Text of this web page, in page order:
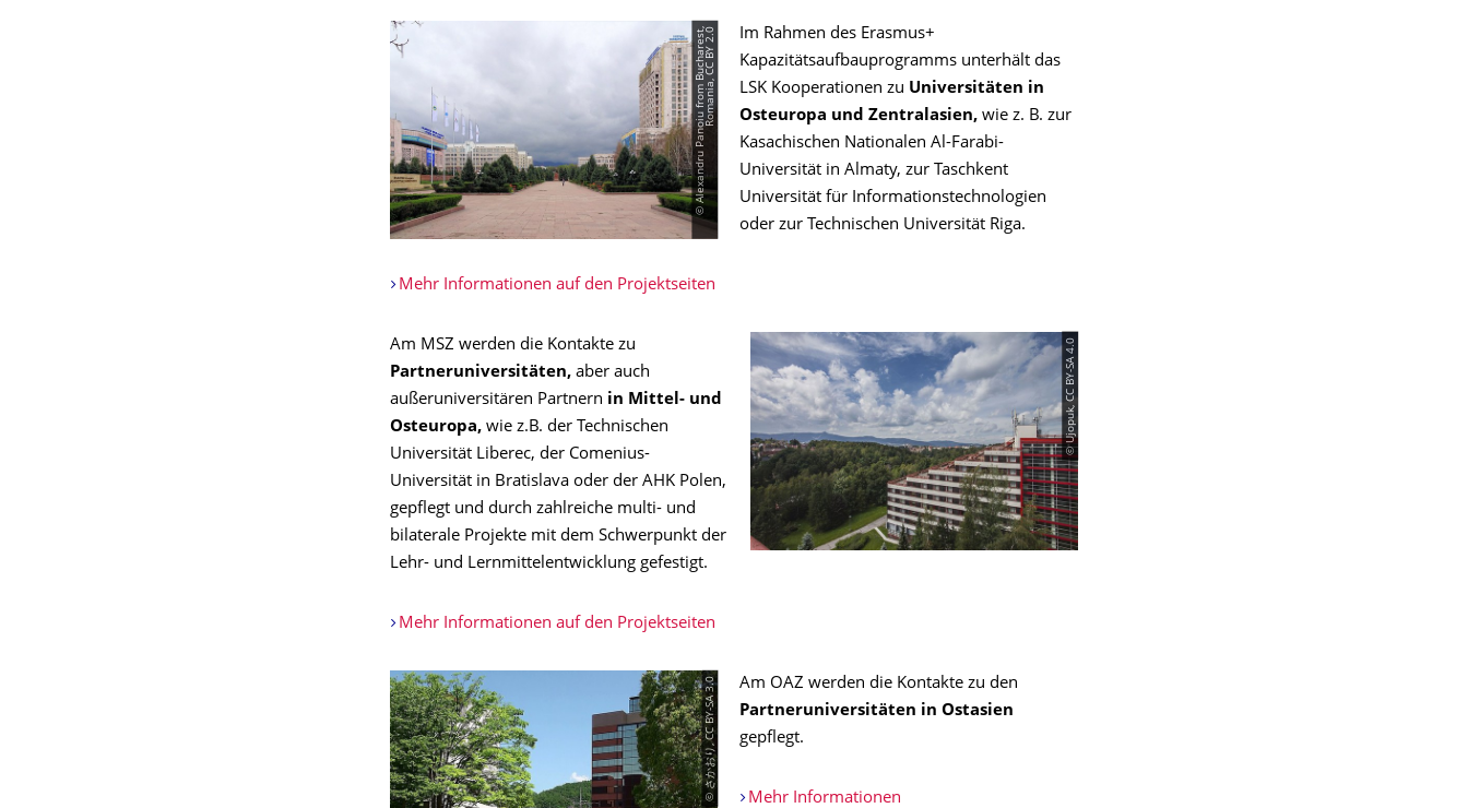
©
A
l
e
x
a
n
d
r
u
P
a
n
o
i
u
f
r
o
m
B
u
c
h
a
r
e
s
t,
R
o
m
a
n
i
a,
C
C
B
Y
2
.0
Im Rahmen des Erasmus+
Kapazitätsaufbauprogramms unterhält das
LSK Kooperationen zu Universitäten in
Osteuropa und Zentralasien, wie z. B. zur
Kasachischen Nationalen Al-Farabi-
Universität in Almaty, zur Taschkent
Universität für Informationstechnologien
oder zur Technischen Universität Riga.
Mehr Informationen auf den Projektseiten
© Ujopuk, CC BY-SA 4.0
Am MSZ werden die Kontakte zu
Partneruniversitäten, aber auch
außeruniversitären Partnern in Mittel- und
Osteuropa, wie z.B. der Technischen
Universität Liberec, der Comenius-
Universität in Bratislava oder der AHK Polen,
gepflegt und durch zahlreiche multi- und
bilaterale Projekte mit dem Schwerpunkt der
Lehr- und Lernmittelentwicklung gefestigt.
Mehr Informationen auf den Projektseiten
© さかおり, CC BY-SA 3.0
Am OAZ werden die Kontakte zu den
Partneruniversitäten in Ostasien
gepflegt.
Mehr Informationen